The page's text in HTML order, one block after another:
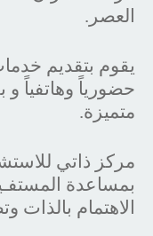
‬العصر‭.‬
‬متميزة‭.‬
مركز ذاتي
‬الاهتمام‭ ‬بالذات‭ ‬وتطويرها‭ ‬والارتقاء‭ ‬بها‭.‬